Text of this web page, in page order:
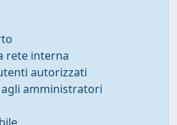
rete interna
autorizzati
amministratori